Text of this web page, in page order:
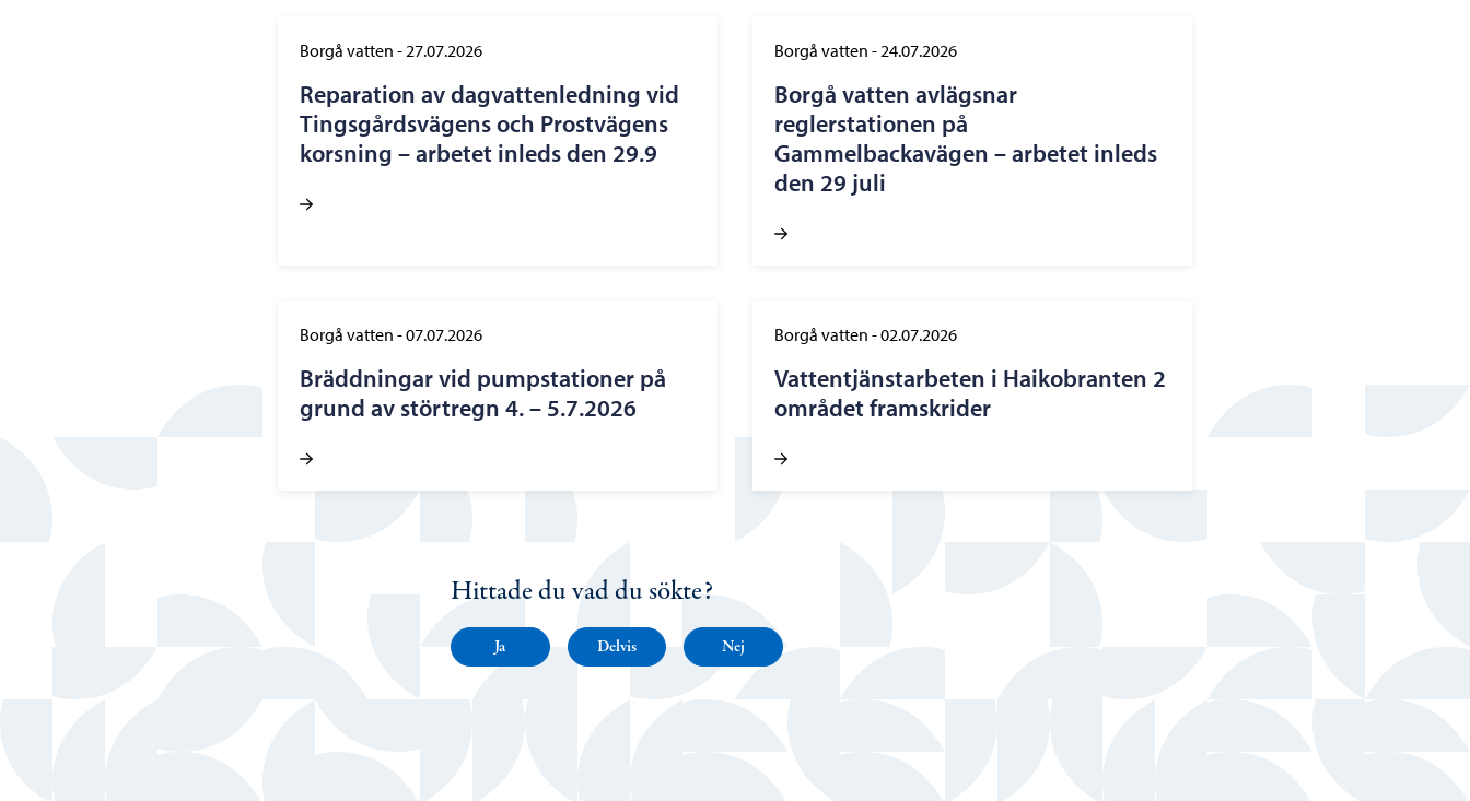
Borgå vatten -27.07.2026
Reparation av dagvattenledning vid
Tingsgårdsvägens och Prostvägens
korsning – arbetet inleds den 29.9
Borgå vatten -24.07.2026
Borgå vatten avlägsnar
reglerstationen på
Gammelbackavägen – arbetet inleds
den 29 juli
Borgå vatten -07.07.2026
Bräddningar vid pumpstationer på
grund av störtregn 4. – 5.7.2026
Borgå vatten -02.07.2026
Vattentjänstarbeten i Haikobranten 2
området framskrider
Hittade du vad du sökte?
Ja Delvis Nej